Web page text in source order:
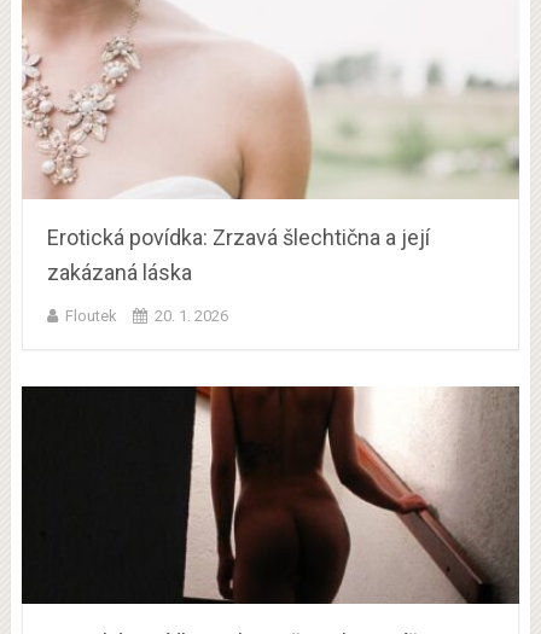
Erotická povídka: Zrzavá šlechtična a její
zakázaná láska
Floutek 20. 1. 2026